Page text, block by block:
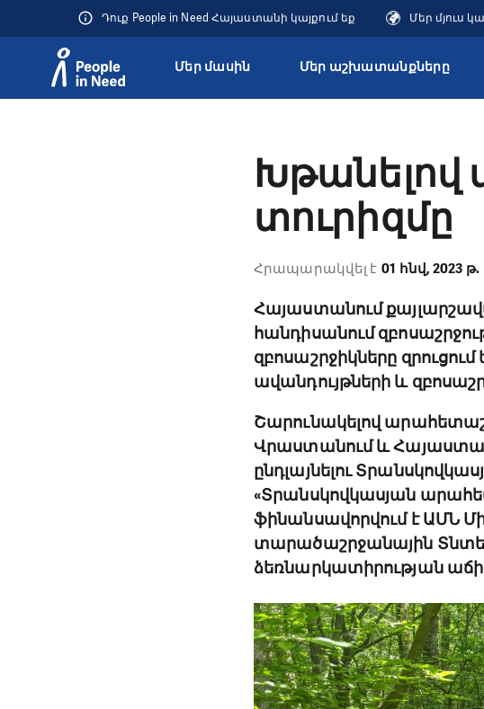
Դուք People in Need Հայաստանի կայքում եք Մեր մյուս
Մեր մասին Մեր աշխատանքները
Խթանելով
տուրիզմը
Հրապարակվել է 01 հնվ, 2023 թ.
Հայաստանում
հանդիսանում
զբոսաշրջիկները
ավանդույթների և
Շարունակելով
Վրաստանում և
ընդլայնելու
«Տրանսկովկասյան
ֆինանսավորվում է ԱՄՆ
տարածաշրջանային
ձեռնարկատիրության աճի